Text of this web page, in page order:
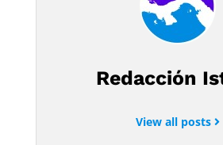
Redacción
View all posts